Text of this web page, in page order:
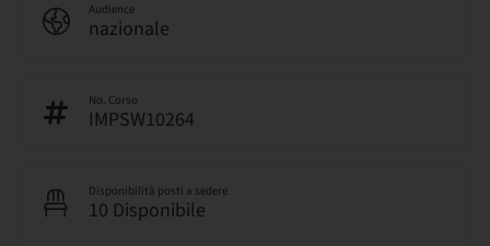
Audience
nazionale
No. Corso
IMPSW10264
Disponibilità posti a sedere
10 Disponibile